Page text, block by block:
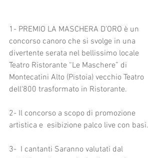
1- PREMIO LA MASCHERA D’ORO è un
concorso canoro che si svolge in una
divertente serata nel bellissimo locale
Teatro Ristorante “Le Maschere” di
Montecatini Alto (Pistoia) vecchio Teatro
dell‘800 trasformato in Ristorante.
2- Il concorso a scopo di promozione
artistica e  esibizione palco live con basi.
3-  I cantanti Saranno valutati dal